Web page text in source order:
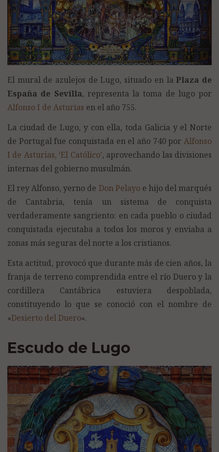
El mural de azulejos de Lugo, situado en laPlaza de
España de Sevilla, representa la toma de lugo por
Alfonso I de Asturias en el año 755.
La ciudad de Lugo, y con ella, toda Galicia y el Norte
de Portugal fue conquistada en el año 740 por Alfonso
I de Asturias, ‘El Católico’, aprovechando las divisiones
internas del gobierno musulmán.
El rey Alfonso, yerno de Don Pelayoe hijo del marqués
de Cantabria, tenía un sistema de conquista
verdaderamente sangriento: en cada pueblo o ciudad
conquistada ejecutaba a todos los moros y enviaba a
zonas más seguras del norte a los cristianos.
Esta actitud, provocó que durante más de cien años, la
franja de terreno comprendida entre el río Duero y la
cordillera Cantábrica estuviera despoblada,
constituyendo lo que se conoció con el nombre de
«Desierto del Duero«.
Escudo de Lugo